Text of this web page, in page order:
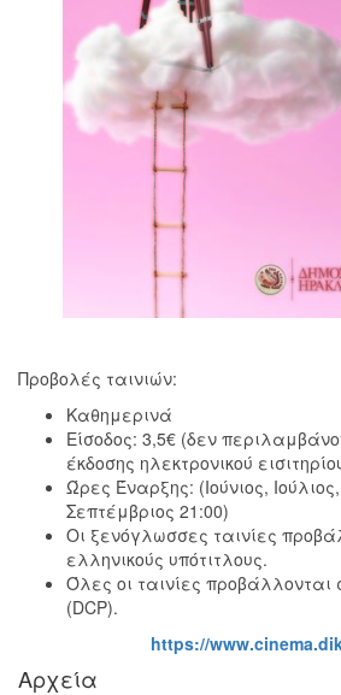
Προβολές ταινιών:
Καθημερινά
Είσοδος: 3,5€ (δεν
έκδοσης ηλεκτρονικού
Ώρες Έναρξης: (Ιούνιος,
Σεπτέμβριος 21:00)
Οι ξενόγλωσσες ταινίες
ελληνικούς υπότιτλους.
Όλες οι ταινίες
(DCP).
https://
Αρχεία